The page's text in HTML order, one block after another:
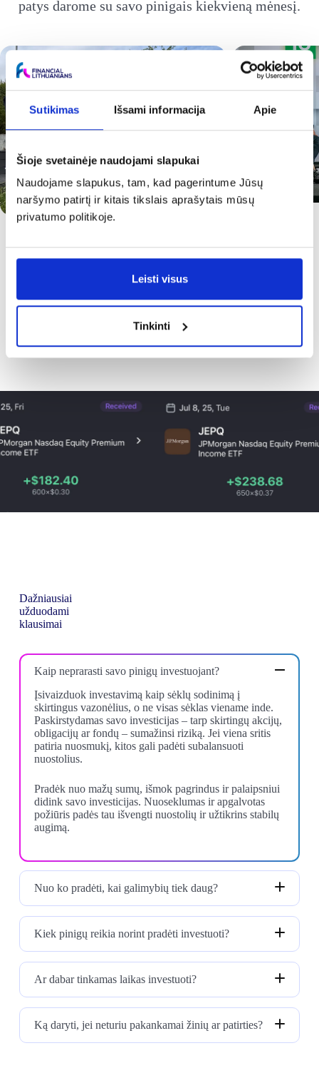
Sutikimas Išsami informacija Apie
Šioje svetainėje naudojami slapukai
Naudojame slapukus, tam, kad pagerintume Jūsų
naršymo patirtį ir kitais tikslais aprašytais mūsų
privatumo politikoje.
Leisti visus
Tinkinti
patys darome su savo pinigais kiekvieną mėnesį.
Dažniausiai
užduodami
klausimai
Kaip neprarasti savo pinigų investuojant?
Įsivaizduok investavimą kaip sėklų sodinimą į
skirtingus vazonėlius, o ne visas sėklas viename inde.
Paskirstydamas savo investicijas – tarp skirtingų akcijų,
obligacijų ar fondų – sumažinsi riziką. Jei viena sritis
patiria nuosmukį, kitos gali padėti subalansuoti
nuostolius.
Pradėk nuo mažų sumų, išmok pagrindus ir palaipsniui
didink savo investicijas. Nuoseklumas ir apgalvotas
požiūris padės tau išvengti nuostolių ir užtikrins stabilų
augimą.
Nuo ko pradėti, kai galimybių tiek daug?
Kiek pinigų reikia norint pradėti investuoti?
Ar dabar tinkamas laikas investuoti?
Ką daryti, jei neturiu pakankamai žinių ar patirties?